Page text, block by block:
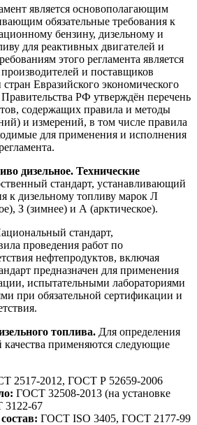
является основополагающим
обязательные требования к
бензину, дизельному и
для реактивных двигателей и
этого регламента является
и поставщиков
Евразийского экономического
РФ утверждён перечень
содержащих правила и методы
и измерений, в том числе правила
для применения и исполнения
дизельное. Технические
стандарт, устанавливающий
к дизельному топливу марок Л
З (зимнее) и А (арктическое).
стандарт,
проведения работ по
нефтепродуктов, включая
предназначен для применения
испытательными лабораториями
при обязательной сертификации и
топлива. Для определения
качества применяются следующие
2517-2012, ГОСТ Р 52659-2006
ГОСТ 32508-2013 (на установке
3122-67
ГОСТ ISO 3405, ГОСТ 2177-99